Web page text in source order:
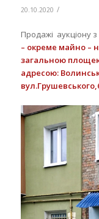
20.10.2020 /
Продажі аукціону
– окреме майно –
загальною
адресою: